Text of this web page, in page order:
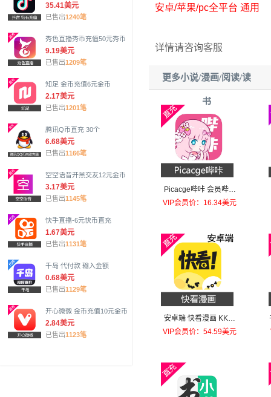
35.41美元
已售出1240笔
秀色直播秀币充值50元秀币
9.19美元
已售出1209笔
知足 金币充值6元金币
2.17美元
已售出1201笔
腾讯Q币直充 30个
6.68美元
已售出1166笔
空空语音开黑交友12元金币
3.17美元
已售出1145笔
快手直播-6元快币直充
1.67美元
已售出1131笔
千岛 代付款 输入金额
0.68美元
已售出1129笔
开心微微 金币充值10元金币
2.84美元
已售出1123笔
安卓/苹果/pc全平台 通用
详情请咨询客服
更多小说/漫画/阅读/读
书
Picacge哔咔 会员哔看
年会员
VIP会员价：16.34美元
安卓端 快看漫画 KK币
会员充值328元KK币
VIP会员价：54.59美元